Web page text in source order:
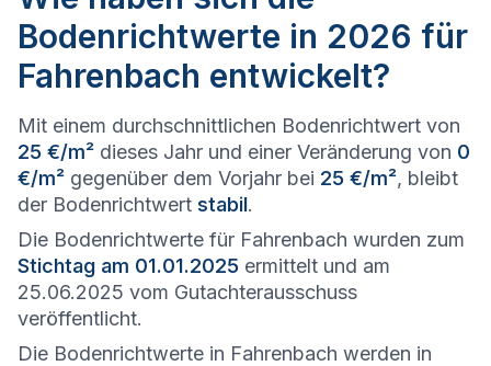
Bodenrichtwerte in 2026 für
Fahrenbach entwickelt?
Mit einem durchschnittlichen Bodenrichtwert von
25 €/m² dieses Jahr und einer Veränderung von 0
€/m² gegenüber dem Vorjahr bei 25 €/m², bleibt
der Bodenrichtwert stabil.
Die Bodenrichtwerte für Fahrenbach wurden zum
Stichtag am 01.01.2025 ermittelt und am
25.06.2025 vom Gutachterausschuss
veröffentlicht.
Die Bodenrichtwerte in Fahrenbach werden in